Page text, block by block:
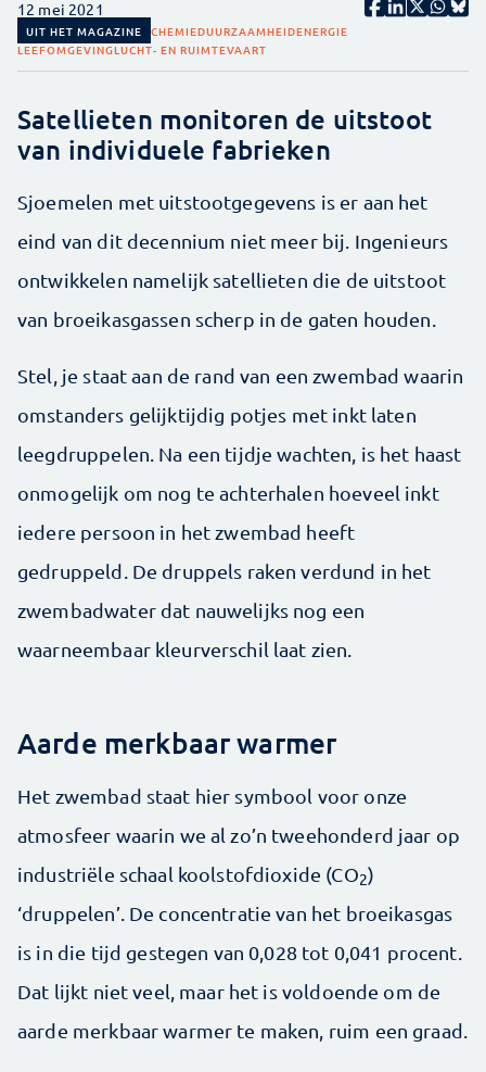
12 mei 2021
UIT HET MAGAZINE CHEMIEDUURZAAMHEIDENERGIE
LEEFOMGEVINGLUCHT- EN RUIMTEVAART
Satellieten monitoren de uitstoot
van individuele fabrieken
Sjoemelen met uitstootgegevens is er aan het
eind van dit decennium niet meer bij. Ingenieurs
ontwikkelen namelijk satellieten die de uitstoot
van broeikasgassen scherp in de gaten houden.
Stel, je staat aan de rand van een zwembad waarin
omstanders gelijktijdig potjes met inkt laten
leegdruppelen. Na een tijdje wachten, is het haast
onmogelijk om nog te achterhalen hoeveel inkt
iedere persoon in het zwembad heeft
gedruppeld. De druppels raken verdund in het
zwembadwater dat nauwelijks nog een
waarneembaar kleurverschil laat zien.
Aarde merkbaar warmer
Het zwembad staat hier symbool voor onze
atmosfeer waarin we al zo’n tweehonderd jaar op
industriële schaal koolstofdioxide (CO2)
‘druppelen’. De concentratie van het broeikasgas
is in die tijd gestegen van 0,028 tot 0,041 procent.
Dat lijkt niet veel, maar het is voldoende om de
aarde merkbaar warmer te maken, ruim een graad.